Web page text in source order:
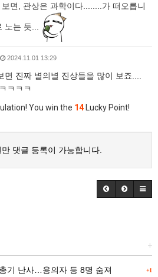
면, 관상은 과학이다........가 떠오릅니
는 듯...
2024.11.01 13:29
면 진짜 별의별 진상들을 많이 보죠....
ㅋㅋㅋ
You win the 14Lucky Point!
댓글 등록이 가능합니다.
+
+1
기 난사…용의자 등 8명 숨져